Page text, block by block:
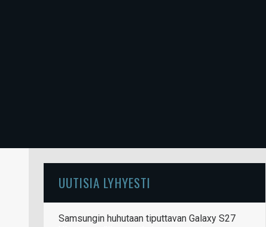
UUTISIA LYHYESTI
Samsungin huhutaan tiputtavan Galaxy S27